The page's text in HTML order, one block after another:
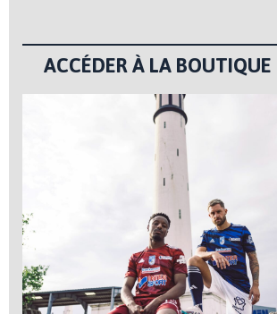
ACCÉDER À LA BOUTIQUE